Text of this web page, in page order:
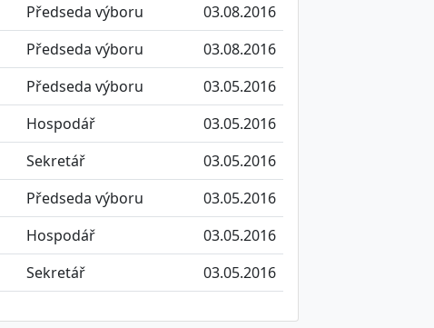
Předseda výboru
03.08.2016
Předseda výboru
03.08.2016
Předseda výboru
03.05.2016
Hospodář
03.05.2016
Sekretář
03.05.2016
Předseda výboru
03.05.2016
Hospodář
03.05.2016
Sekretář 03.05.2016